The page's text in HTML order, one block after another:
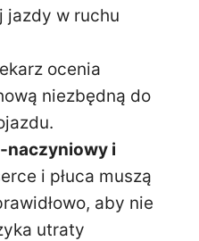
jazdy w ruchu
ocenia
niezbędną do
naczyniowy i
i płuca muszą
aby nie
utraty